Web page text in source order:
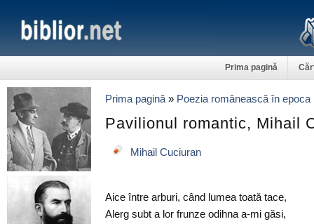
Prima pagină
Prima pagină » Poezia românească în epoca
Pavilionul romantic, Mihail
Mihail Cuciuran
Aice între arburi, când lumea toată tace,
Alerg subt a lor frunze odihna a-mi găsi,